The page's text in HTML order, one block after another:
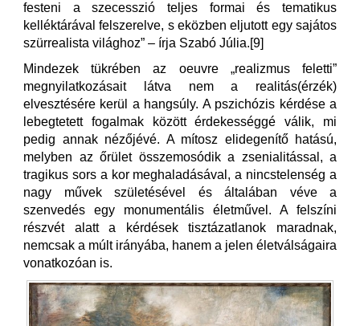
festeni a szecesszió teljes formai és tematikus
kelléktárával felszerelve, s eközben eljutott egy sajátos
szürrealista világhoz” – írja Szabó Júlia.[9]
Mindezek tükrében az oeuvre „realizmus feletti”
megnyilatkozásait látva nem a realitás(érzék)
elvesztésére kerül a hangsúly. A pszichózis kérdése a
lebegtetett fogalmak között érdekességgé válik, mi
pedig annak nézőjévé. A mítosz elidegenítő hatású,
melyben az őrület összemosódik a zsenialitással, a
tragikus sors a kor meghaladásával, a nincstelenség a
nagy művek születésével és általában véve a
szenvedés egy monumentális életművel. A felszíni
részvét alatt a kérdések tisztázatlanok maradnak,
nemcsak a múlt irányába, hanem a jelen életválságaira
vonatkozóan is.